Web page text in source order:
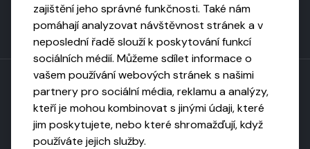
Toto dílo podléhá licenci CC BY-NC-ND
Uveďte původ, neužívejte komerčně, nezpracovávejte.
zajištění jeho správné funkčnosti. Také nám
pomáhají analyzovat návštěvnost stránek a v
neposlední řadě slouží k poskytování funkcí
sociálních médií. Můžeme sdílet informace o
vašem používání webových stránek s našimi
partnery pro sociální média, reklamu a analýzy,
kteří je mohou kombinovat s jinými údaji, které
jim poskytujete, nebo které shromažďují, když
používáte jejich služby.